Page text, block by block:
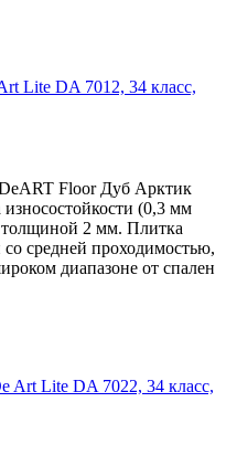
Lite DA 7012, 34 класс,
Floor Дуб Арктик
(0,3 мм
2 мм. Плитка
средней проходимостью,
диапазоне от спален